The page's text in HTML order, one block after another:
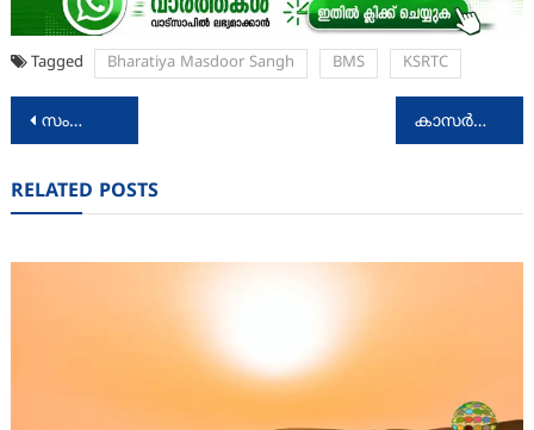
Tagged Bharatiya Masdoor Sangh BMS KSRTC
Post
സംസ്ഥാനത്ത് പച്ചമുട്ട ഉപയോഗിച്ചുള്ള മയോണൈസ് ഒഴിവാക്കാന്‍ തീരുമാനം കാസര്‍ഗോഡ് ജില്ലയില്‍ സര്‍ക്കാര്‍ മേഖലയില്‍ ആദ്യ ആന്‍ജിയോപ്ലാസ്റ്റി
RELATED POSTS